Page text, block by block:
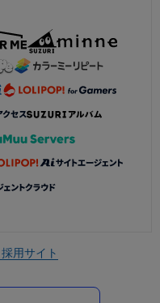
採用サイト